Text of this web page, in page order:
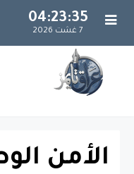
04:23:35
7 غشت 2026
الأمن